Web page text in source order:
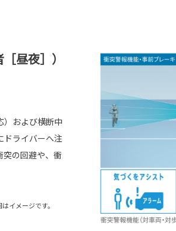
昼夜］）
）および横断中
ドライバーへ注
突の回避や、衝
イメージです。